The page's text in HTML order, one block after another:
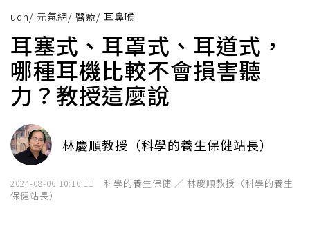
udn/ 元氣網/ 醫療/ 耳鼻喉
耳塞式、耳罩式、耳道式，
哪種耳機比較不會損害聽
力？教授這麼說
林慶順教授（科學的養生保健站長）
2024-08-06 10:16:11
科學的養生保健 ／ 林慶順教授（科學的養生
保健站長）